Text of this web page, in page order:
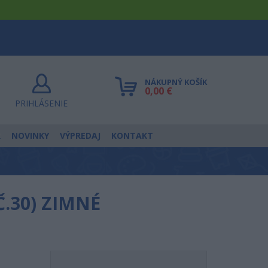
PRIHLÁSENIE
NÁKUPNÝ KOŠÍK
0,00 €
NOVINKY VÝPREDAJ KONTAKT
ZIMNÉ